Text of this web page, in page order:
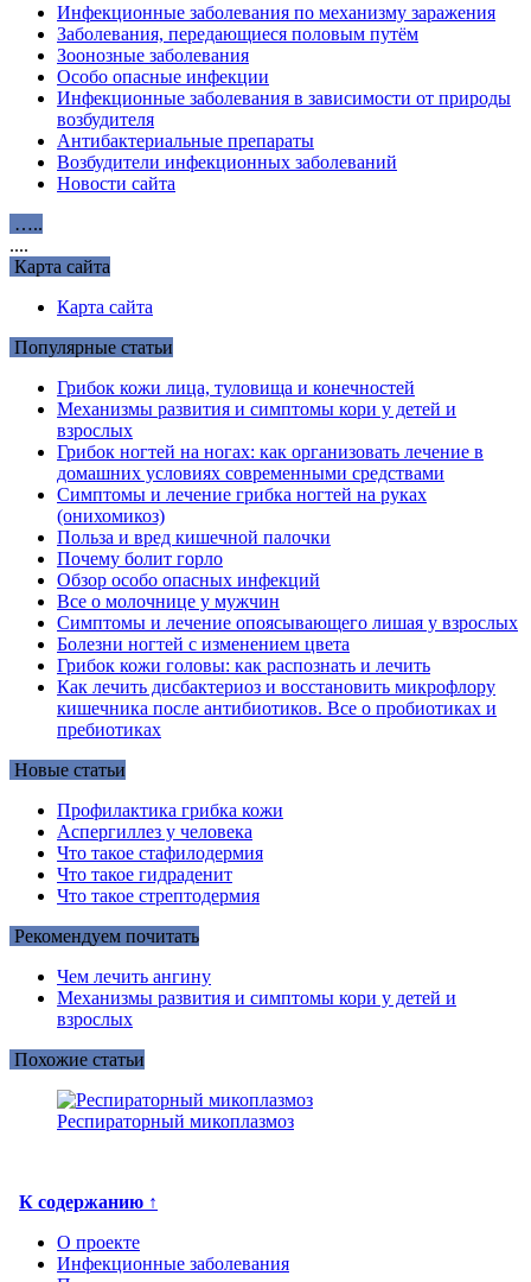
Инфекционные заболевания по механизму заражения
Заболевания, передающиеся половым путём
Зоонозные заболевания
Особо опасные инфекции
Инфекционные заболевания в зависимости от природы
возбудителя
Антибактериальные препараты
Возбудители инфекционных заболеваний
Новости сайта
…..
....
Карта сайта
Карта сайта
Популярные статьи
Грибок кожи лица, туловища и конечностей
Механизмы развития и симптомы кори у детей и
взрослых
Грибок ногтей на ногах: как организовать лечение в
домашних условиях современными средствами
Симптомы и лечение грибка ногтей на руках
(онихомикоз)
Польза и вред кишечной палочки
Почему болит горло
Обзор особо опасных инфекций
Все о молочнице у мужчин
Симптомы и лечение опоясывающего лишая у взрослых
Болезни ногтей с изменением цвета
Грибок кожи головы: как распознать и лечить
Как лечить дисбактериоз и восстановить микрофлору
кишечника после антибиотиков. Все о пробиотиках и
пребиотиках
Новые статьи
Профилактика грибка кожи
Аспергиллез у человека
Что такое стафилодермия
Что такое гидраденит
Что такое стрептодермия
Рекомендуем почитать
Чем лечить ангину
Механизмы развития и симптомы кори у детей и
взрослых
Похожие статьи
Респираторный микоплазмоз
К содержанию ↑
О проекте
Инфекционные заболевания